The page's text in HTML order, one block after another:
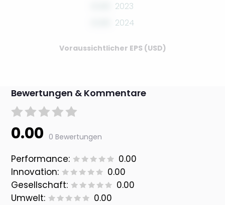
2023
2024
Voraussichtlicher EPS (USD)
Bewertungen & Kommentare
0.00 0 Bewertungen
Performance:
0.00
Innovation:
0.00
Gesellschaft:
0.00
Umwelt:
0.00